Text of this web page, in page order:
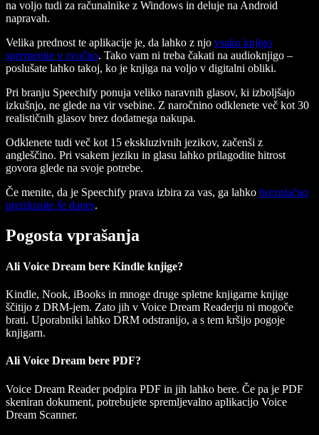
na voljo tudi za računalnike z Windows in deluje na Android
napravah.
Velika prednost te aplikacije je, da lahko z njo vsako knjigo
spremenite v zvočno. Tako vam ni treba čakati na audioknjigo –
poslušate lahko takoj, ko je knjiga na voljo v digitalni obliki.
Pri branju Speechify ponuja veliko naravnih glasov, ki izboljšajo
izkušnjo, ne glede na vir vsebine. Z naročnino odklenete več kot 30
realističnih glasov brez dodatnega nakupa.
Odklenete tudi več kot 15 ekskluzivnih jezikov, začenši z
angleščino. Pri vsakem jeziku in glasu lahko prilagodite hitrost
govora glede na svoje potrebe.
Če menite, da je Speechify prava izbira za vas, ga lahko brezplačno
preizkusite še danes.
Pogosta vprašanja
Ali Voice Dream bere Kindle knjige?
Kindle, Nook, iBooks in mnoge druge spletne knjigarne knjige
ščitijo z DRM-jem. Zato jih v Voice Dream Readerju ni mogoče
brati. Uporabniki lahko DRM odstranijo, a s tem kršijo pogoje
knjigarn.
Ali Voice Dream bere PDF?
Voice Dream Reader podpira PDF in jih lahko bere. Če pa je PDF
skeniran dokument, potrebujete spremljevalno aplikacijo Voice
Dream Scanner.